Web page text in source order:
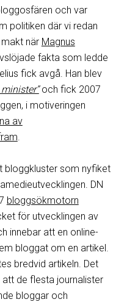
och var
politiken där vi redan
när Magnus
fakta som ledde
fick avgå. Han blev
och fick 2007
i motiveringen
av
bloggkluster som nyfiket
DN
bloggsökmotorn
för utvecklingen av
innebar att en online-
bloggat om en artikel.
bredvid artikeln. Det
de flesta journalister
bloggar och